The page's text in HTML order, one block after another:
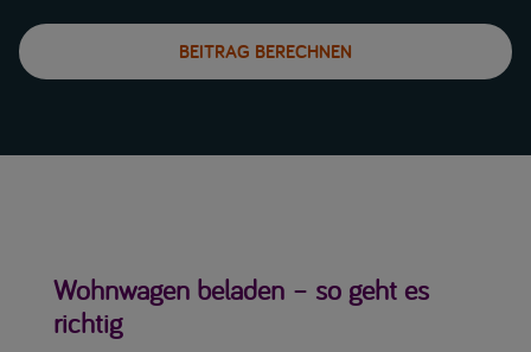
BEITRAG BERECHNEN
Wohnwagen beladen – so geht es
richtig